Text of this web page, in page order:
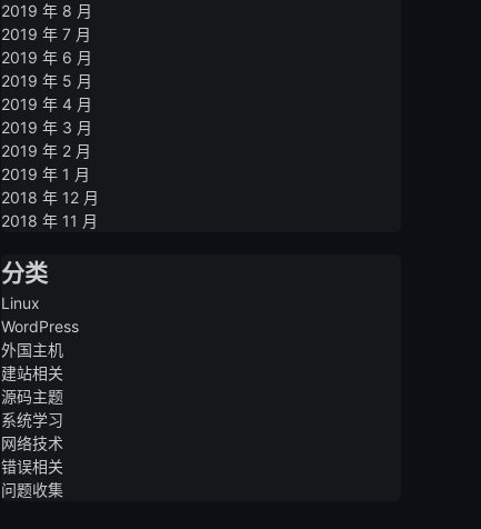
2019 年 8 月
2019 年 7 月
2019 年 6 月
2019 年 5 月
2019 年 4 月
2019 年 3 月
2019 年 2 月
2019 年 1 月
2018 年 12 月
2018 年 11 月
分类
Linux
WordPress
外国主机
建站相关
源码主题
系统学习
网络技术
错误相关
问题收集